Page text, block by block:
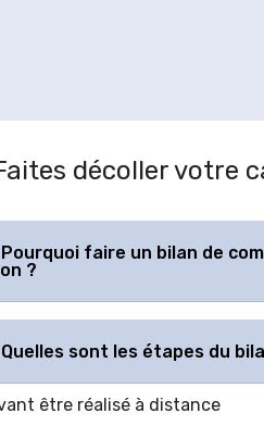
décoller votre
Pourquoi faire un bilan de
?
Quelles sont les étapes du
être réalisé à distance